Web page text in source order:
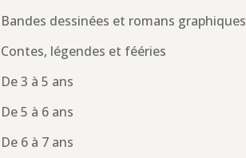
Bandes dessinées et romans graphiques
Contes, légendes et fééries
De 3 à 5 ans
De 5 à 6 ans
De 6 à 7 ans